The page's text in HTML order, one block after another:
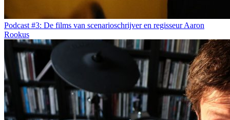
Podcast #3: De films van scenarioschrijver en regisseur Aaron
Rookus